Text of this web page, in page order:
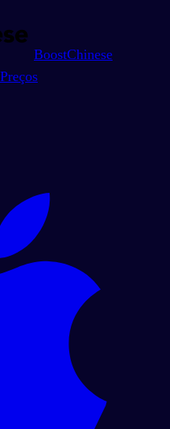
BoostChinese
Preços